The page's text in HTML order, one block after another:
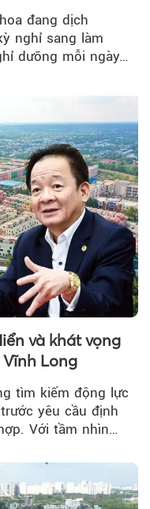
đang dịch
nghỉ sang làm
dưỡng mỗi ngày…
và khát vọng
Long
tìm kiếm động lực
yêu cầu định
Với tầm nhìn